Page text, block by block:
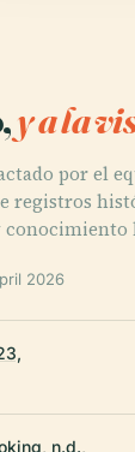
y a la
por el
registros
2026
n.d.,